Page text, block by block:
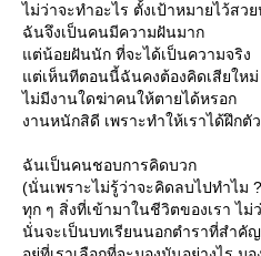
ไม่ว่าจะทำอะไร ตั้งเป้าหมายไว้สว
ฉันจึงเป็นคนมีความฝันมาก
ต่น้อยฝันนัก ที่จะได้เป็นความจริง
ต่เห็นทีตอนนี้ฉันคงต้องคิดเสียใหม่
ไม่มีงานใดฆ่าคนให้ตายได้หรอก
งานหนักสิดี เพราะทำให้เราได้ฝึกตัว
ฉันเป็นคนชอบการคิดบวก
(นั่นเพราะไม่รู้ว่าจะคิดลบไปทำไม
ทุก ๆ สิ่งที่เข้ามาในชีวิตของเรา ไม่
นั่นจะเป็นบทเรียนนอกตำราที่สำคัญ